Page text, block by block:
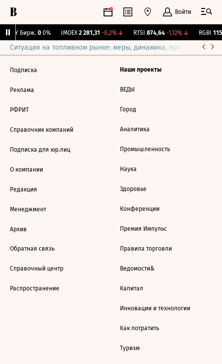
Войти
CNY Бирж. 0 0% IMOEX 2 281,31 -0,2%↓ RTSI 874,64 -1,12%↓ RGBI
Ситуация на топливном рынке: меры, динамика, прогнозы
Подписка
Реклама
РФРИТ
Справочник компаний
Подписка для юр.лиц
О компании
Редакция
Менеджмент
Архив
Обратная связь
Справочный центр
Распространение
Наши проекты
ВЕДЫ
Город
Аналитика
Промышленность
Наука
Здоровье
Конференции
Премия Импульс
Правила торговли
Ведомости&
Капитал
Инновации и технологии
Как потратить
Туризм